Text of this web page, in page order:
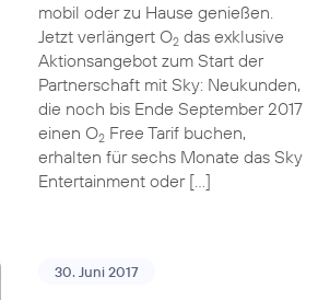
mobil oder zu Hause genießen.
Jetzt verlängert O2das exklusive
Aktionsangebot zum Start der
Partnerschaft mit Sky: Neukunden,
die noch bis Ende September 2017
einen O2Free Tarif buchen,
erhalten für sechs Monate das Sky
Entertainment oder […]
30. Juni 2017